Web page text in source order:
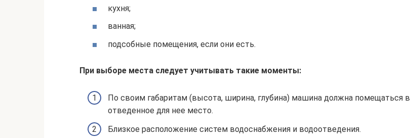
кухня;
ванная;
подсобные помещения, если они есть.
При выборе места следует учитывать такие моменты:
По своим габаритам (высота, ширина, глубина) машина должна помещаться в
отведенное для нее место.
Близкое расположение систем водоснабжения и водоотведения.